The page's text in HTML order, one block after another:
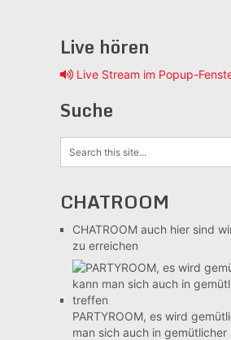
Live hören
Live Stream im Popup-
Suche
CHATROOM
CHATROOMauch hier sind
zu erreichen
PARTYROOM, es wird
man sich auch in